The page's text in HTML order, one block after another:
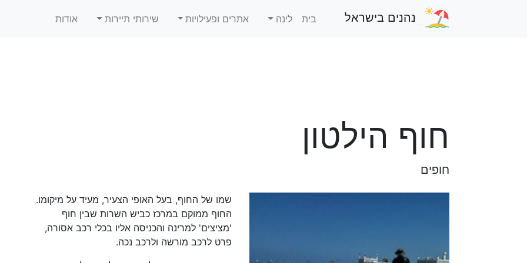
נהנים בישראל בית לינה אתרים ופעילויות שירותי תיירות אודות
חוף הילטון
חופים
שמו של החוף, בעל האופי הצעיר, מעיד על מיקומו.
החוף ממוקם במרכז כביש השרות שבין חוף
'מציצים' למרינה והכניסה אליו בכלי רכב אסורה,
פרט לרכב מורשה ולרכב נכה.